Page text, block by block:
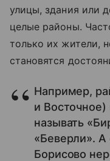
улицы, здания или
целые районы.
только их жители,
становятся
Например,
и
называть
«Беверли».
Борисово